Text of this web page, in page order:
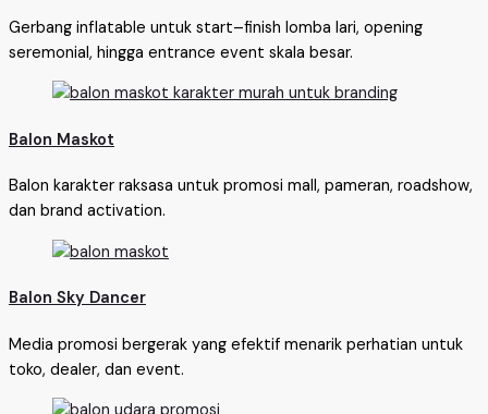
Gerbang inflatable untuk start–finish lomba lari, opening
seremonial, hingga entrance event skala besar.
Balon Maskot
Balon karakter raksasa untuk promosi mall, pameran, roadshow,
dan brand activation.
Balon Sky Dancer
Media promosi bergerak yang efektif menarik perhatian untuk
toko, dealer, dan event.